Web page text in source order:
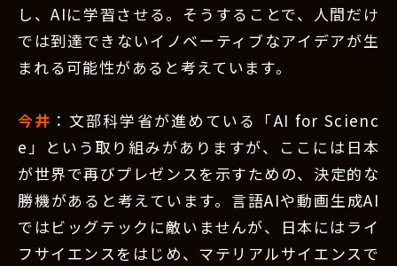
し、AIに学習させる。そうすることで、人間だけ
では到達できないイノベーティブなアイデアが生
まれる可能性があると考えています。
今井 ：文部科学省が進めている「AI for Scienc
e」という取り組みがありますが、ここには日本
が世界で再びプレゼンスを示すための、決定的な
勝機があると考えています。言語AIや動画生成AI
ではビッグテックに敵いませんが、日本にはライ
フサイエンスをはじめ、マテリアルサイエンスで